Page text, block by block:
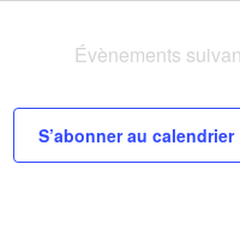
Évènements
S’abonner au calendrier